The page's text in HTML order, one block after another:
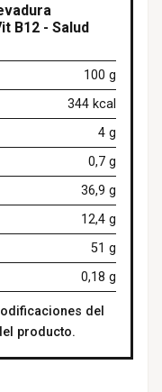
B12 - Salud
100 g
344 kcal
4 g
0,7 g
36,9 g
12,4 g
51 g
0,18 g
del
producto.